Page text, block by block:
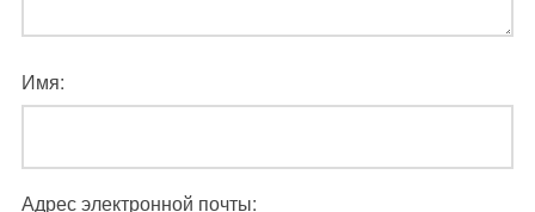
Имя:
Адрес электронной почты: